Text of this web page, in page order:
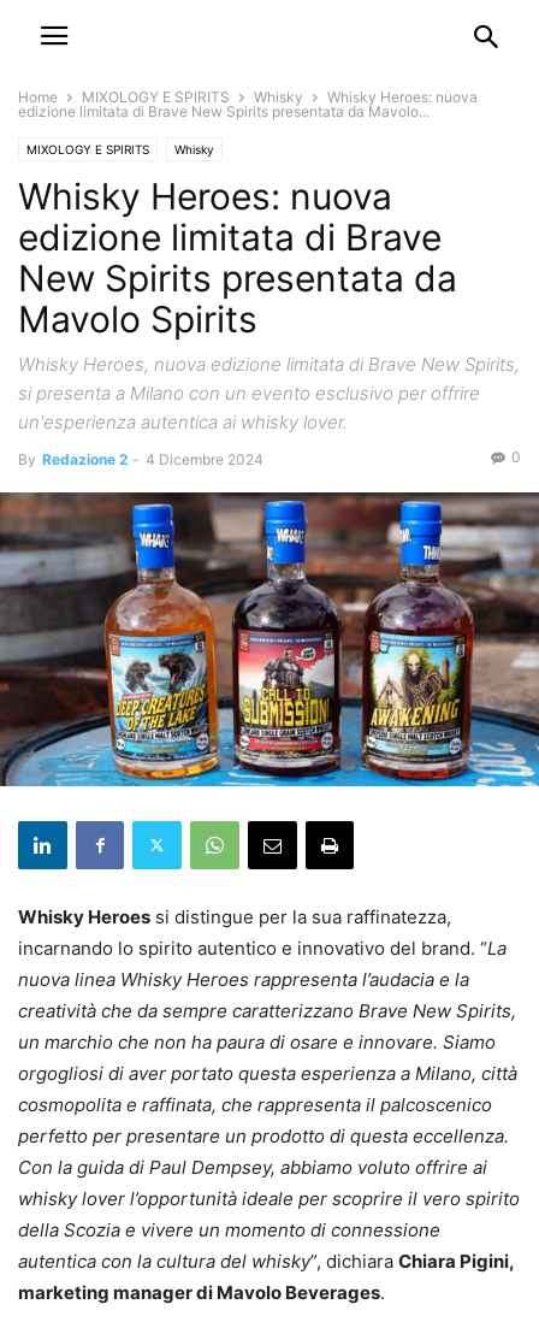
Home MIXOLOGY E SPIRITS Whisky
Whisky Heroes: nuova
edizione limitata di Brave New Spirits presentata da Mavolo...
MIXOLOGY E SPIRITS Whisky
Whisky Heroes: nuova
edizione limitata di Brave
New Spirits presentata da
Mavolo Spirits
Whisky Heroes, nuova edizione limitata di Brave New Spirits,
si presenta a Milano con un evento esclusivo per offrire
un'esperienza autentica ai whisky lover.
By Redazione 2 - 4 Dicembre 2024 0
Whisky Heroes si distingue per la sua raffinatezza,
incarnando lo spirito autentico e innovativo del brand. “La
nuova linea Whisky Heroes rappresenta l’audacia e la
creatività che da sempre caratterizzano Brave New Spirits,
un marchio che non ha paura di osare e innovare. Siamo
orgogliosi di aver portato questa esperienza a Milano, città
cosmopolita e raffinata, che rappresenta il palcoscenico
perfetto per presentare un prodotto di questa eccellenza.
Con la guida di Paul Dempsey, abbiamo voluto offrire ai
whisky lover l’opportunità ideale per scoprire il vero spirito
della Scozia e vivere un momento di connessione
autentica con la cultura del whisky”, dichiara Chiara Pigini,
marketing manager di Mavolo Beverages.